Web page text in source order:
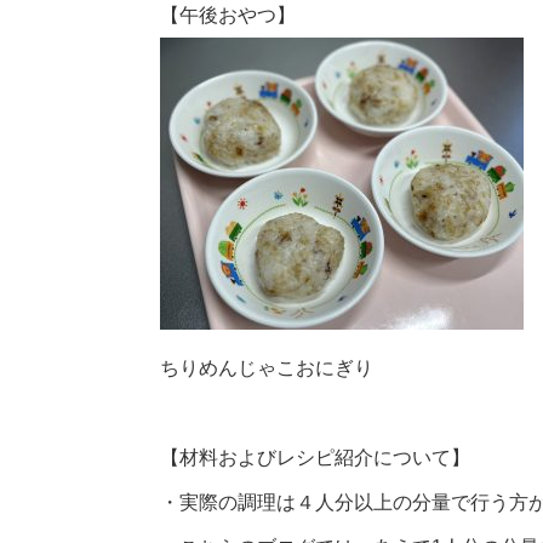
【午後おやつ】
ちりめんじゃこおにぎり
【材料およびレシピ紹介について】
・実際の調理は４人分以上の分量で行う方